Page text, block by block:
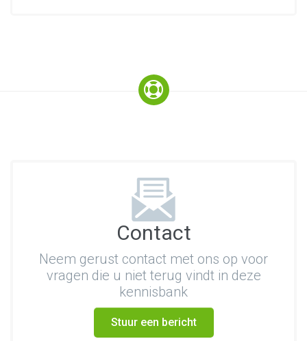
Contact
Neem gerust contact met ons op voor
vragen die u niet terug vindt in deze
kennisbank
Stuur een bericht